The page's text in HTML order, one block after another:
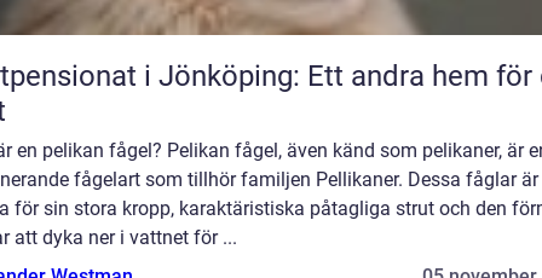
i Jönköping: Ett andra hem för
en pelikan fågel? Pelikan fågel, även känd som pelikaner, är
fågelart som tillhör familjen Pellikaner. Dessa fåglar är
för sin stora kropp, karaktäristiska påtagliga strut och den
att dyka ner i vattnet för ...